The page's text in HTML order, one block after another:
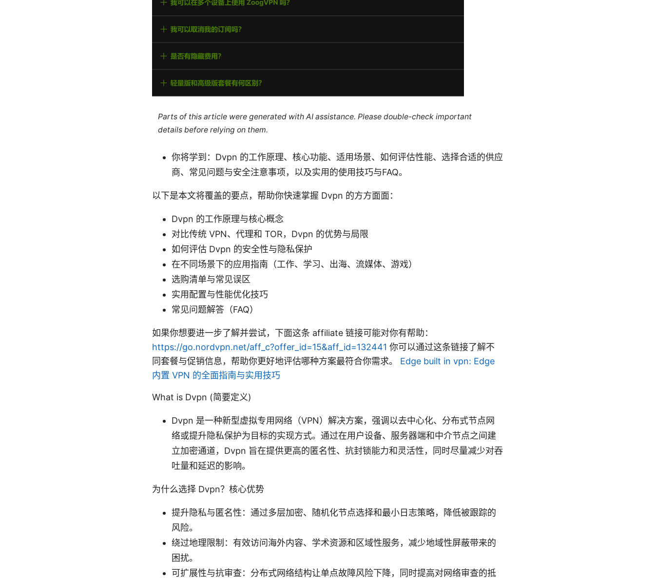
Parts of this article were generated with AI assistance. Please double-check important
details before relying on them.
你将学到：Dvpn 的工作原理、核心功能、适用场景、如何评估性能、选择合适的供应
商、常见问题与安全注意事项，以及实用的使用技巧与FAQ。
以下是本文将覆盖的要点，帮助你快速掌握 Dvpn 的方方面面：
Dvpn 的工作原理与核心概念
对比传统 VPN、代理和 TOR，Dvpn 的优势与局限
如何评估 Dvpn 的安全性与隐私保护
在不同场景下的应用指南（工作、学习、出海、流媒体、游戏）
选购清单与常见误区
实用配置与性能优化技巧
常见问题解答（FAQ）
如果你想要进一步了解并尝试，下面这条 affiliate 链接可能对你有帮助：
https://go.nordvpn.net/aff_c?offer_id=15&aff_id=132441 你可以通过这条链接了解不
同套餐与促销信息，帮助你更好地评估哪种方案最符合你需求。 Edge built in vpn: Edge
内置 VPN 的全面指南与实用技巧
What is Dvpn (简要定义)
Dvpn 是一种新型虚拟专用网络（VPN）解决方案，强调以去中心化、分布式节点网
络或提升隐私保护为目标的实现方式。通过在用户设备、服务器端和中介节点之间建
立加密通道，Dvpn 旨在提供更高的匿名性、抗封锁能力和灵活性，同时尽量减少对吞
吐量和延迟的影响。
为什么选择 Dvpn？核心优势
提升隐私与匿名性：通过多层加密、随机化节点选择和最小日志策略，降低被跟踪的
风险。
绕过地理限制：有效访问海外内容、学术资源和区域性服务，减少地域性屏蔽带来的
困扰。
可扩展性与抗审查：分布式网络结构让单点故障风险下降，同时提高对网络审查的抵